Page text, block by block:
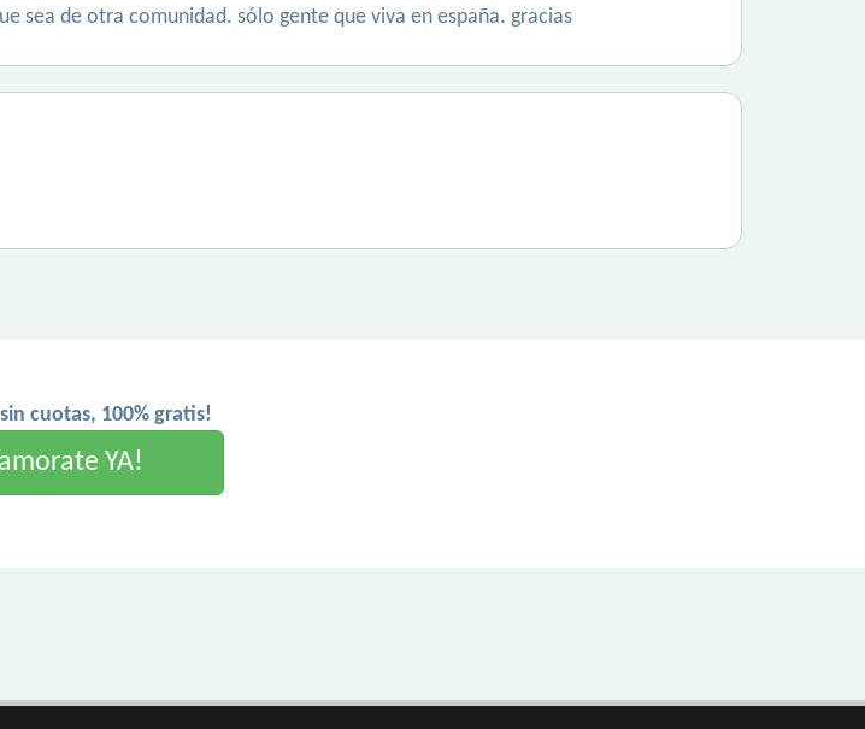
sea de otra comunidad. sólo gente que viva en españa. gracias
cuotas, 100% gratis!
YA!